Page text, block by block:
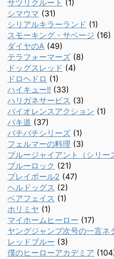
サツリクルート (1)
シマウマ (31)
シリアルキラーランド (1)
スモーキング・サベージ (16)
ダイヤのA (49)
テラフォーマーズ (8)
ドッグスレッド (4)
ドロヘドロ (1)
ハイキュー!! (33)
ハリガネサービス (3)
バイオレンスアクション (1)
バキ道 (37)
バチバチシリーズ (1)
フェルマーの料理 (3)
ブルージャイアント（シリー
ブルーロック (21)
プレイボール2 (47)
ヘルドッグス (2)
ベアフェイス (1)
ホリミヤ (1)
マイホームヒーロー (17)
ヤングジャンプ次号の一言ネ
レッドブルー (3)
僕のヒーローアカデミア